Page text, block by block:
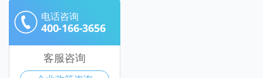
电话咨询
400-166-3656
客服咨询